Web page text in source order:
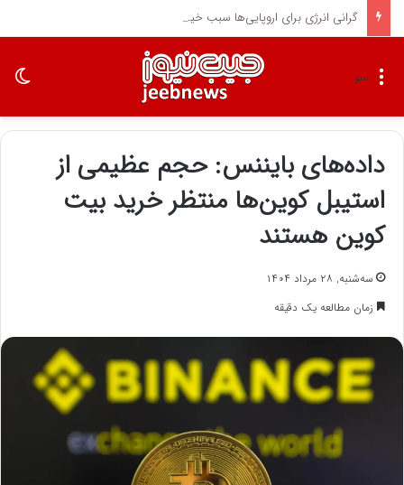
گرانی انرژی برای اروپایی‌ها سبب خیر شد
منو
داده‌های بایننس: حجم عظیمی از
استیبل‌ کوین‌ها منتظر خرید بیت‌
کوین هستند
سه‌شنبه, ۲۸ مرداد ۱۴۰۴
زمان مطالعه یک دقیقه